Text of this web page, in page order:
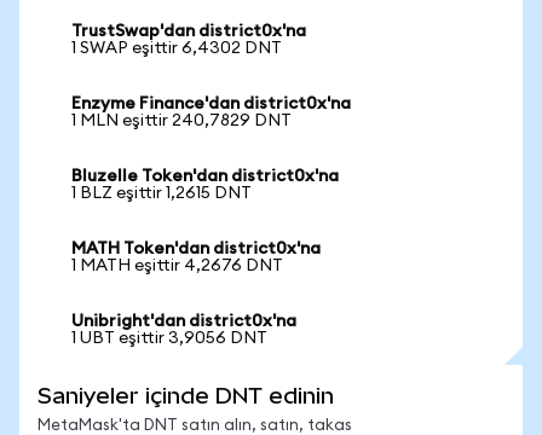
TrustSwap'dan district0x'na
1 SWAP eşittir 6,4302 DNT
Enzyme Finance'dan district0x'na
1 MLN eşittir 240,7829 DNT
Bluzelle Token'dan district0x'na
1 BLZ eşittir 1,2615 DNT
MATH Token'dan district0x'na
1 MATH eşittir 4,2676 DNT
Unibright'dan district0x'na
1 UBT eşittir 3,9056 DNT
Saniyeler içinde DNT edinin
MetaMask'ta DNT satın alın, satın, takas